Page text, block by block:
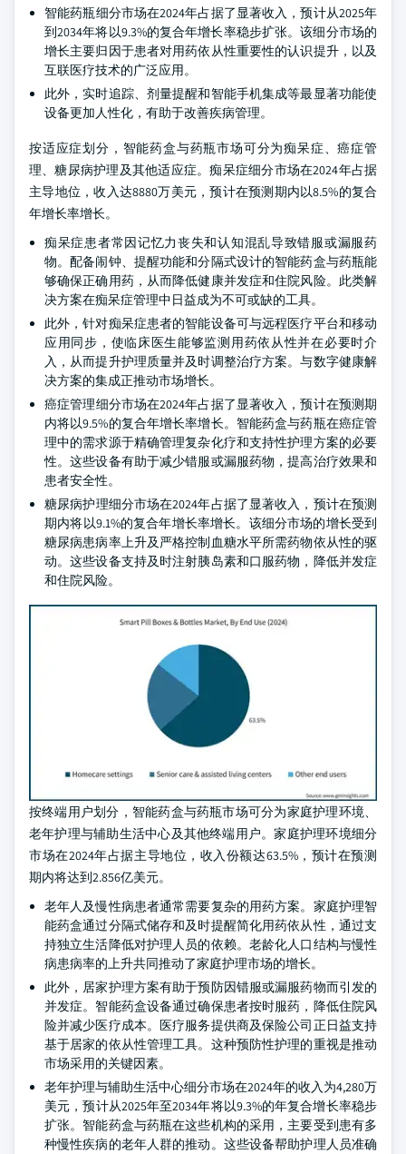
智能药瓶细分市场在2024年占据了显著收入，预计从2025年
到2034年将以9.3%的复合年增长率稳步扩张。该细分市场的
增长主要归因于患者对用药依从性重要性的认识提升，以及
互联医疗技术的广泛应用。
此外，实时追踪、剂量提醒和智能手机集成等最显著功能使
设备更加人性化，有助于改善疾病管理。
按适应症划分，智能药盒与药瓶市场可分为痴呆症、癌症管
理、糖尿病护理及其他适应症。痴呆症细分市场在2024年占据
主导地位，收入达8880万美元，预计在预测期内以8.5%的复合
年增长率增长。
痴呆症患者常因记忆力丧失和认知混乱导致错服或漏服药
物。配备闹钟、提醒功能和分隔式设计的智能药盒与药瓶能
够确保正确用药，从而降低健康并发症和住院风险。此类解
决方案在痴呆症管理中日益成为不可或缺的工具。
此外，针对痴呆症患者的智能设备可与远程医疗平台和移动
应用同步，使临床医生能够监测用药依从性并在必要时介
入，从而提升护理质量并及时调整治疗方案。与数字健康解
决方案的集成正推动市场增长。
癌症管理细分市场在2024年占据了显著收入，预计在预测期
内将以9.5%的复合年增长率增长。智能药盒与药瓶在癌症管
理中的需求源于精确管理复杂化疗和支持性护理方案的必要
性。这些设备有助于减少错服或漏服药物，提高治疗效果和
患者安全性。
糖尿病护理细分市场在2024年占据了显著收入，预计在预测
期内将以9.1%的复合年增长率增长。该细分市场的增长受到
糖尿病患病率上升及严格控制血糖水平所需药物依从性的驱
动。这些设备支持及时注射胰岛素和口服药物，降低并发症
和住院风险。
按终端用户划分，智能药盒与药瓶市场可分为家庭护理环境、
老年护理与辅助生活中心及其他终端用户。家庭护理环境细分
市场在2024年占据主导地位，收入份额达63.5%，预计在预测
期内将达到2.856亿美元。
老年人及慢性病患者通常需要复杂的用药方案。家庭护理智
能药盒通过分隔式储存和及时提醒简化用药依从性，通过支
持独立生活降低对护理人员的依赖。老龄化人口结构与慢性
病患病率的上升共同推动了家庭护理市场的增长。
此外，居家护理方案有助于预防因错服或漏服药物而引发的
并发症。智能药盒设备通过确保患者按时服药，降低住院风
险并减少医疗成本。医疗服务提供商及保险公司正日益支持
基于居家的依从性管理工具。这种预防性护理的重视是推动
市场采用的关键因素。
老年护理与辅助生活中心细分市场在2024年的收入为4,280万
美元，预计从2025年至2034年将以9.3%的年复合增长率稳步
扩张。智能药盒与药瓶在这些机构的采用，主要受到患有多
种慢性疾病的老年人群的推动。这些设备帮助护理人员准确